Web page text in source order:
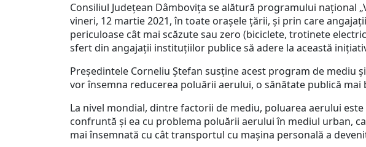
Consiliul Județean Dâmbovița se alătură programului național
vineri, 12 martie 2021, în toate orașele țării, și prin care
periculoase cât mai scăzute sau zero (biciclete, trotinete
sfert din angajații instituțiilor publice să adere la această
Președintele Corneliu Ștefan susține acest program de mediu
vor însemna reducerea poluării aerului, o sănătate publică mai
La nivel mondial, dintre factorii de mediu, poluarea aerului
confruntă și ea cu problema poluării aerului în mediul urban,
mai însemnată cu cât transportul cu mașina personală a